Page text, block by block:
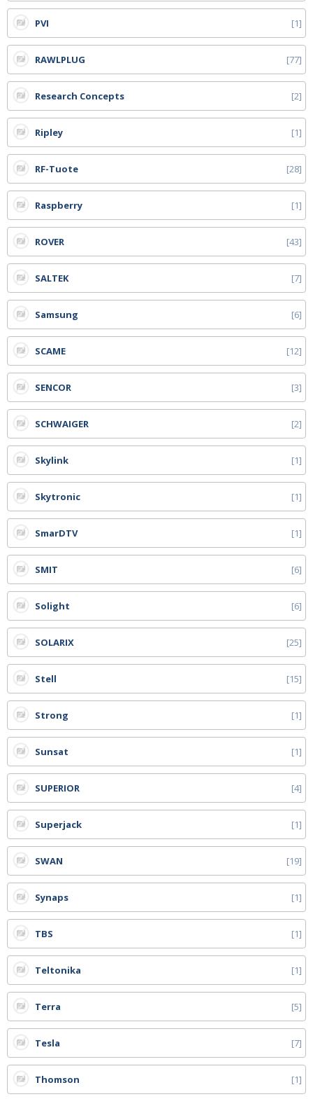
PVI 1
RAWLPLUG 77
Research Concepts 2
Ripley 1
RF-Tuote 28
Raspberry 1
ROVER 43
SALTEK 7
Samsung 6
SCAME 12
SENCOR 3
SCHWAIGER 2
Skylink 1
Skytronic 1
SmarDTV 1
SMIT 6
Solight 6
SOLARIX 25
Stell 15
Strong 1
Sunsat 1
SUPERIOR 4
Superjack 1
SWAN 19
Synaps 1
TBS 1
Teltonika 1
Terra 5
Tesla 7
Thomson 1